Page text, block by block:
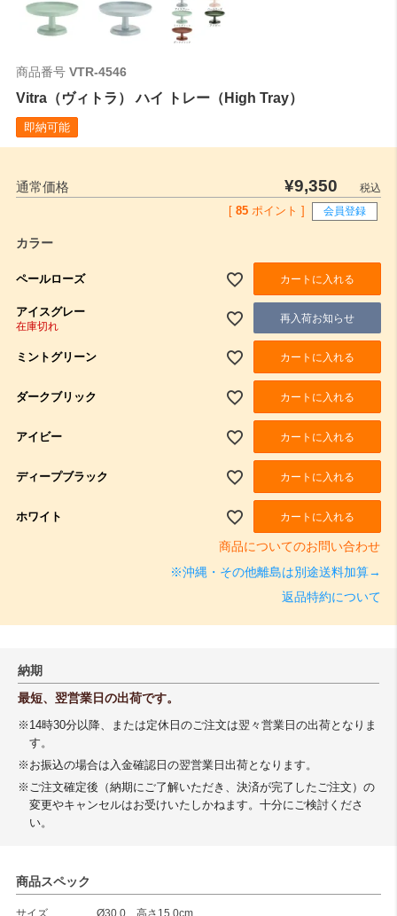
商品番号 VTR-4546
Vitra（ヴィトラ） ハイ トレー（High Tray）
即納可能
通常価格 ¥9,350
税込
[ 85 ポイント ] 会員登録
カラー
ペールローズ カートに入れる
アイスグレー
在庫切れ
再入荷お知らせ
ミントグリーン カートに入れる
ダークブリック カートに入れる
アイビー カートに入れる
ディープブラック カートに入れる
ホワイト カートに入れる
商品についてのお問い合わせ
※沖縄・その他離島は別途送料加算→
返品特約について
納期
最短、翌営業日の出荷です。
※14時30分以降、または定休日のご注文は翌々営業日の出荷となりま
す。
※お振込の場合は入金確認日の翌営業日出荷となります。
※ご注文確定後（納期にご了解いただき、決済が完了したご注文）の
変更やキャンセルはお受けいたしかねます。十分にご検討くださ
い。
商品スペック
サイズ Ø30.0 高さ15.0cm